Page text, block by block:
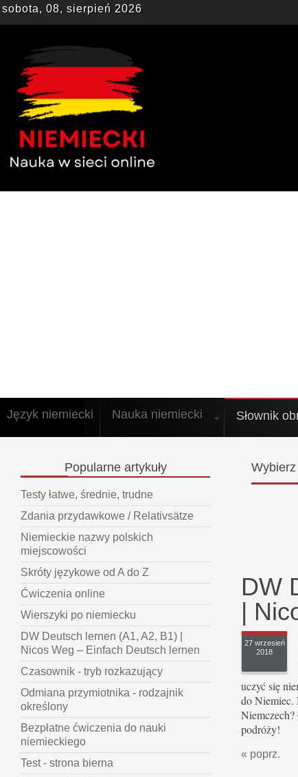
sobota, 08, sierpień 2026
Język niemiecki Nauka niemiecki Słownik
Wybierz
DW
|
27 wrzesień
2018
uczyć się
do Niemiec.
podróży!
« poprz.
Popularneartykuły
Testy łatwe, średnie, trudne
Zdania przydawkowe / Relativsätze
Niemieckie nazwy polskich
miejscowości
Skróty językowe od A do Z
Ćwiczenia online
Wierszyki po niemiecku
DW Deutsch lernen (A1, A2, B1) |
Nicos Weg – Einfach Deutsch lernen
Czasownik - tryb rozkazujący
Odmiana przymiotnika - rodzajnik
określony
Bezpłatne ćwiczenia do nauki
niemieckiego
Test - strona bierna